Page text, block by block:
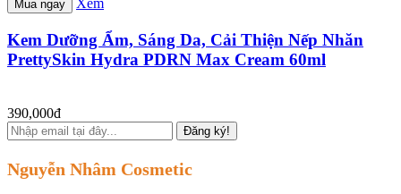
Mua ngay Xem
Kem Dưỡng Ẩm, Sáng Da, Cải Thiện Nếp Nhăn
PrettySkin Hydra PDRN Max Cream 60ml
390,000đ
Đăng ký!
Nguyễn Nhâm Cosmetic